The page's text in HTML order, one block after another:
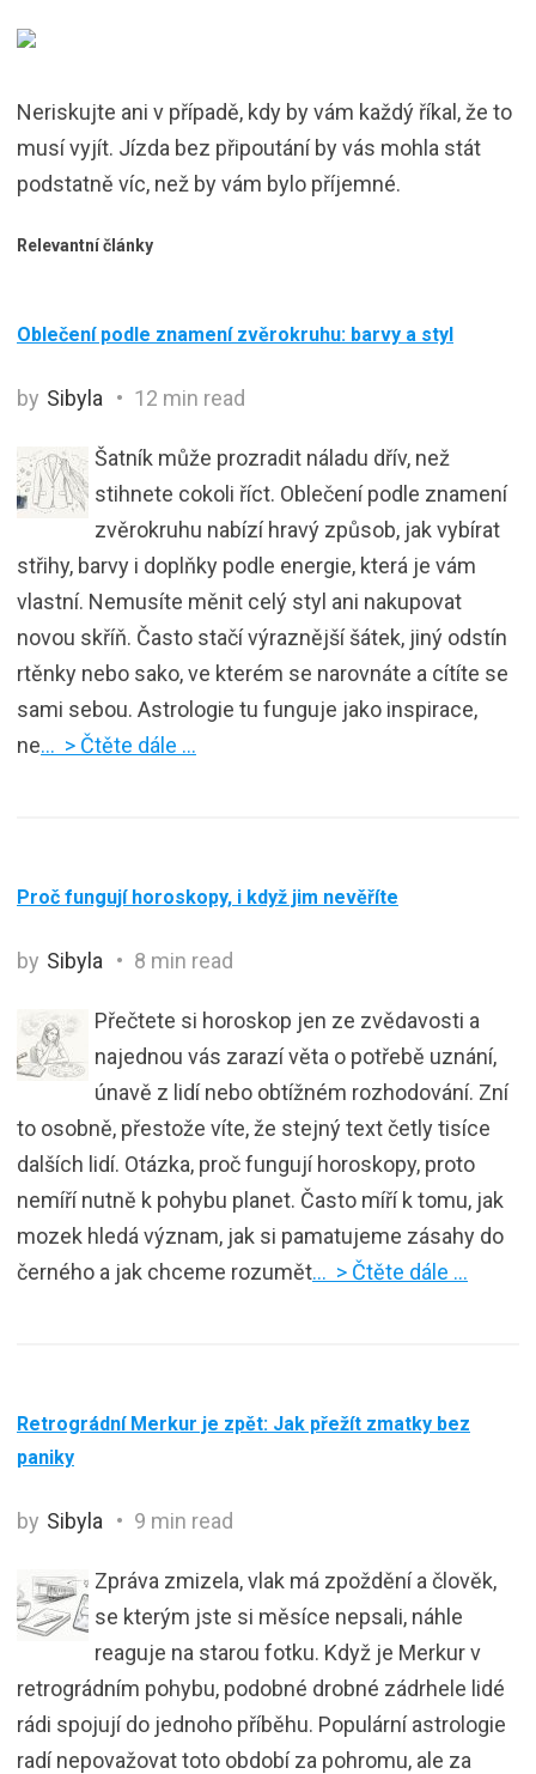
Neriskujte ani v případě, kdy by vám každý říkal, že to
musí vyjít. Jízda bez připoutání by vás mohla stát
podstatně víc, než by vám bylo příjemné.
Relevantní články
Oblečení podle znamení zvěrokruhu: barvy a styl
by Sibyla 12 min read
Šatník může prozradit náladu dřív, než
stihnete cokoli říct. Oblečení podle znamení
zvěrokruhu nabízí hravý způsob, jak vybírat
střihy, barvy i doplňky podle energie, která je vám
vlastní. Nemusíte měnit celý styl ani nakupovat
novou skříň. Často stačí výraznější šátek, jiný odstín
rtěnky nebo sako, ve kterém se narovnáte a cítíte se
sami sebou. Astrologie tu funguje jako inspirace,
ne… > Čtěte dále …
Proč fungují horoskopy, i když jim nevěříte
by Sibyla 8 min read
Přečtete si horoskop jen ze zvědavosti a
najednou vás zarazí věta o potřebě uznání,
únavě z lidí nebo obtížném rozhodování. Zní
to osobně, přestože víte, že stejný text četly tisíce
dalších lidí. Otázka, proč fungují horoskopy, proto
nemíří nutně k pohybu planet. Často míří k tomu, jak
mozek hledá význam, jak si pamatujeme zásahy do
černého a jak chceme rozumět… > Čtěte dále …
Retrográdní Merkur je zpět: Jak přežít zmatky bez
paniky
by Sibyla 9 min read
Zpráva zmizela, vlak má zpoždění a člověk,
se kterým jste si měsíce nepsali, náhle
reaguje na starou fotku. Když je Merkur v
retrográdním pohybu, podobné drobné zádrhele lidé
rádi spojují do jednoho příběhu. Populární astrologie
radí nepovažovat toto období za pohromu, ale za